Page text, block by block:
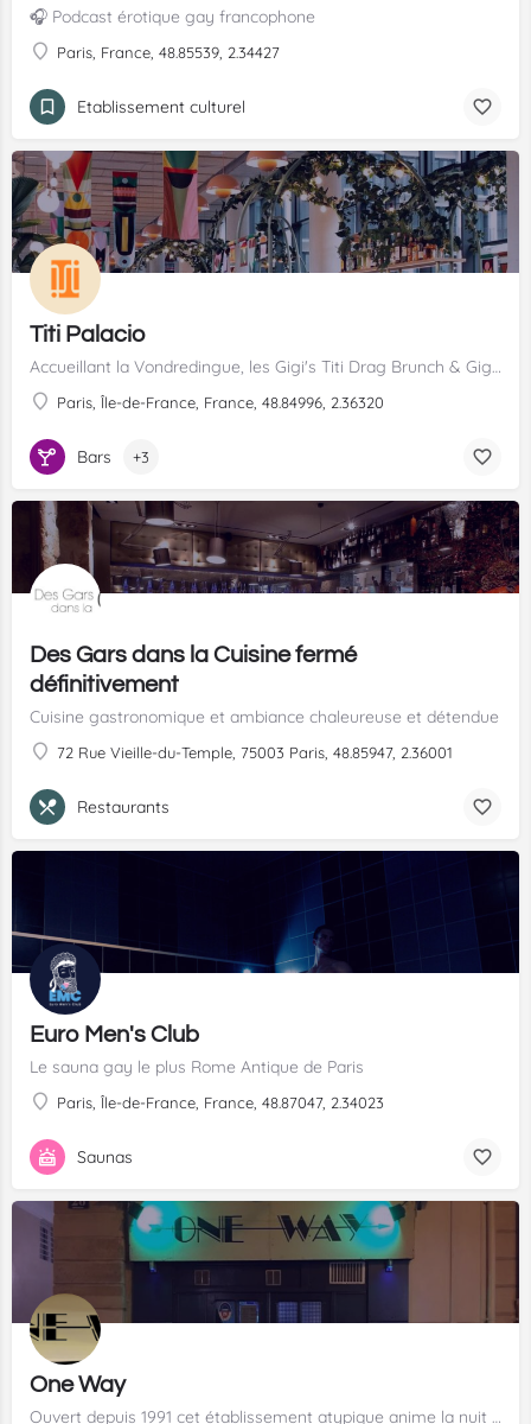
🎧 Podcast érotique gay francophone
Paris, France, 48.85539, 2.34427
Etablissement culturel
Titi Palacio
Accueillant la Vondredingue, les Gigi's Titi Drag Brunch & Gigi's VIewing Party - Drag Race France All stars, le Titi Palacio est une véritable jungle urbaine au coeur du Marais!
Paris, Île-de-France, France, 48.84996, 2.36320
Bars +3
Des Gars dans la Cuisine fermé
définitivement
Cuisine gastronomique et ambiance chaleureuse et détendue
72 Rue Vieille-du-Temple, 75003 Paris, 48.85947, 2.36001
Restaurants
Euro Men's Club
Le sauna gay le plus Rome Antique de Paris
Paris, Île-de-France, France, 48.87047, 2.34023
Saunas
One Way
Ouvert depuis 1991 cet établissement atypique anime la nuit gay parisienne.